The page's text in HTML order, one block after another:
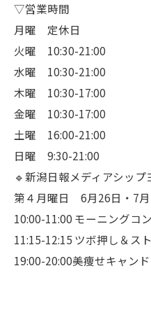
▽営業時間
月曜 定休日
火曜 10:30-21:00
水曜 10:30-21:00
木曜 10:30-17:00
金曜 10:30-17:00
土曜 16:00-21:00
日曜 9:30-21:00
🔹新潟日報メディアシップ
第４月曜日 6月26日・7月
10:00-11:00 モーニングコ
11:15-12:15 ツボ押し＆ス
19:00-20:00美痩せキャン